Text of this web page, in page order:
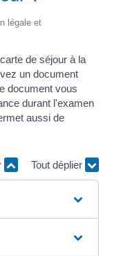
légale et
de séjour à la
un document
document vous
durant l'examen
aussi de
Tout déplier